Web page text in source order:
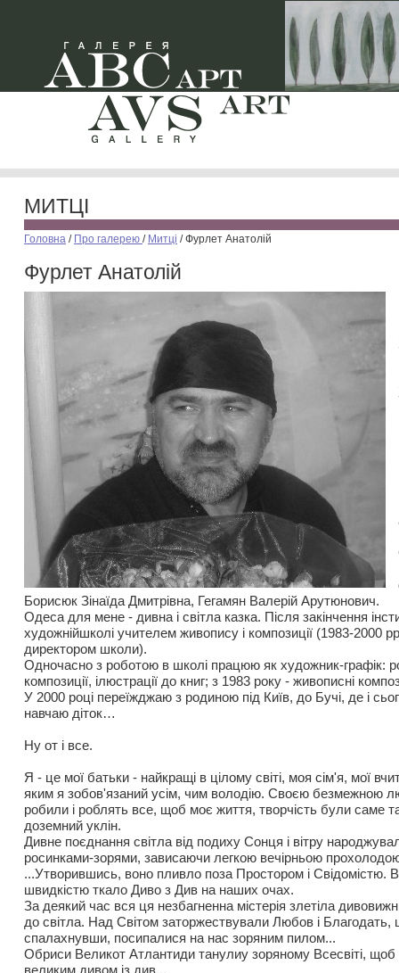
МИТЦІ
Головна / Про галерею / Митці /Фурлет Анатолій
Фурлет Анатолій
Борисюк Зінаїда Дмитрівна, Гегамян Валерій Арутюнович.
Одеса для мене - дивна і світла казка. Після закінчення
художнійшколі учителем живопису і композиції (1983-2000
директором школи).
Одночасно з роботою в школі працюю як художник-графік:
композиції, ілюстрації до книг; з 1983 року - живописні
У 2000 році переїжджаю з родиною під Київ, до Бучі, де і
навчаю діток…
Ну от і все.
Я - це мої батьки - найкращі в цілому світі, моя сім'я, мої
яким я зобов'язаний усім, чим володію. Своєю безмежною
робили і роблять все, щоб моє життя, творчість були саме
доземний уклін.
Дивне поєднання світла від подиху Сонця і вітру
росинками-зорями, зависаючи легкою вечірньою
...Утворившись, воно пливло поза Простором і Свідомістю.
швидкістю ткало Диво з Див на наших очах.
За деякий час вся ця незбагненна містерія злетіла
до світла. Над Світом заторжествували Любов і
спалахнувши, посипалися на нас зоряним пилом...
Обриси Великот Атлантиди танулиу зоряному Всесвіті, щоб
великим дивом із див...